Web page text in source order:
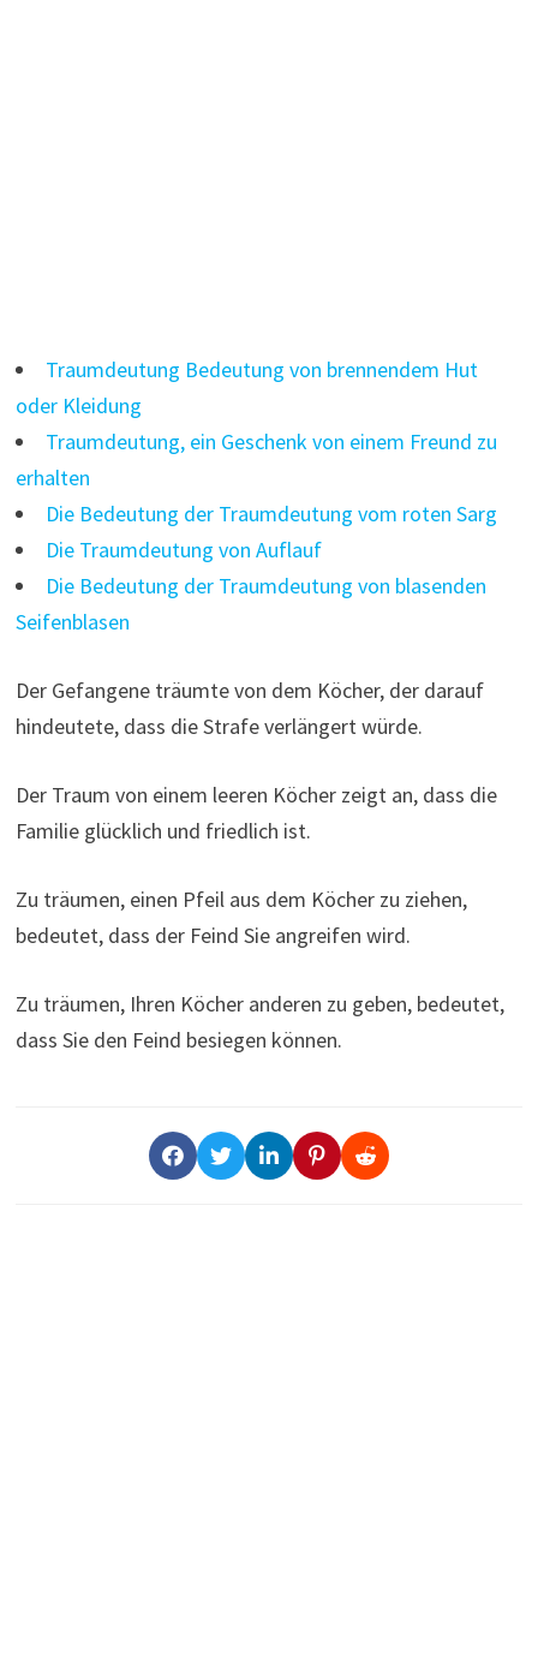
Traumdeutung Bedeutung von brennendem Hut
oder Kleidung
Traumdeutung, ein Geschenk von einem Freund zu
erhalten
Die Bedeutung der Traumdeutung vom roten Sarg
Die Traumdeutung von Auflauf
Die Bedeutung der Traumdeutung von blasenden
Seifenblasen
Der Gefangene träumte von dem Köcher, der darauf
hindeutete, dass die Strafe verlängert würde.
Der Traum von einem leeren Köcher zeigt an, dass die
Familie glücklich und friedlich ist.
Zu träumen, einen Pfeil aus dem Köcher zu ziehen,
bedeutet, dass der Feind Sie angreifen wird.
Zu träumen, Ihren Köcher anderen zu geben, bedeutet,
dass Sie den Feind besiegen können.